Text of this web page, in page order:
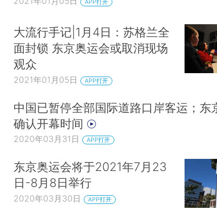
APP打开
大流行手记|1月4日：苏格兰全
面封锁 东京奥运会或取消现场
观众
2021年01月05日 APP打开
中国已暂停全部国际道路口岸客运；东
确认开幕时间
2020年03月31日 APP打开
东京奥运会将于2021年7月23
日-8月8日举行
2020年03月30日 APP打开